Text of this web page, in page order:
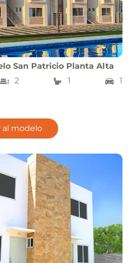
San Patricio Planta Alta
2 1
1
al modelo